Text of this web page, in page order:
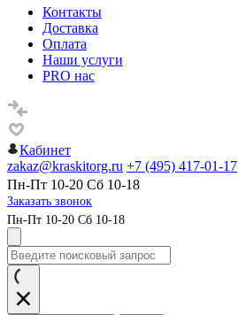
Контакты
Доставка
Оплата
Наши услуги
PRO нас
Кабинет
zakaz@kraskitorg.ru +7 (495) 417-01-17
Пн-Пт 10-20 Сб 10-18
Заказать звонок
Пн-Пт 10-20 Сб 10-18